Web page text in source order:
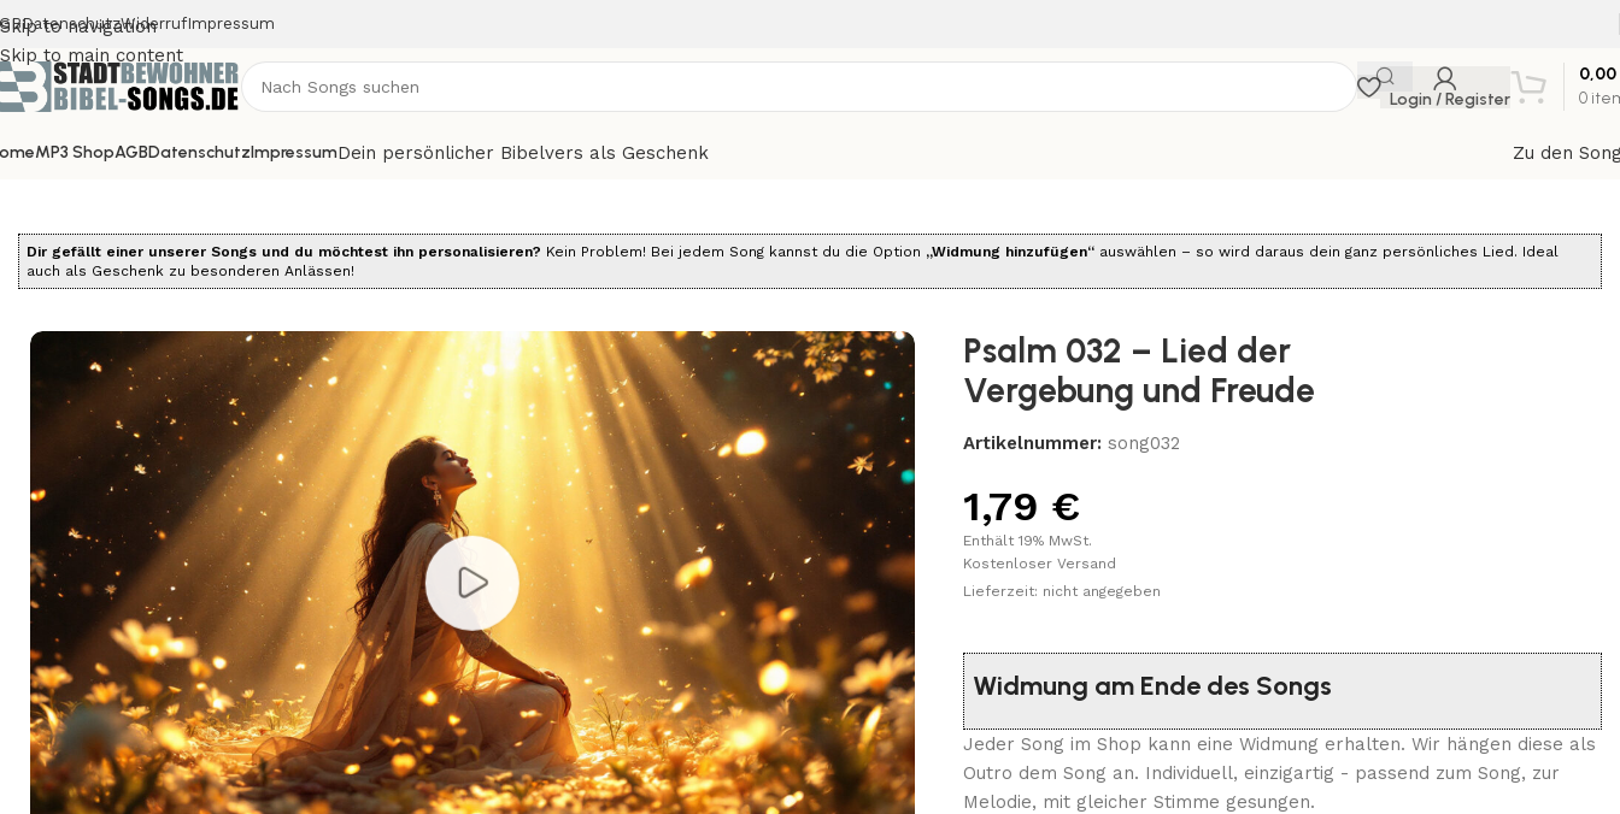
Skip to navigation
Skip to main content
DatenschutzWiderrufImpressum
Login / Register 0
0,00
MP3 ShopAGBDatenschutzImpressumDein persönlicher Bibelvers als Geschenk
Zu den
Die Psalmen als Songs
Dir gefällt einer unserer Songs und du möchtest ihn personalisieren? Kein Problem! Bei jedem Song kannst du die Option „Widmung hinzufügen“ auswählen – so wird daraus dein ganz persönliches Lied. Ideal
auch als Geschenk zu besonderen Anlässen!
Psalm 032 – Lied der
Vergebung und Freude
Artikelnummer: song032
1,79 €
Enthält 19% MwSt.
Kostenloser Versand
Lieferzeit: nicht angegeben
Widmung am Ende des Songs
Jeder Song im Shop kann eine Widmung erhalten. Wir hängen diese als
Outro dem Song an. Individuell, einzigartig - passend zum Song, zur
Melodie, mit gleicher Stimme gesungen.